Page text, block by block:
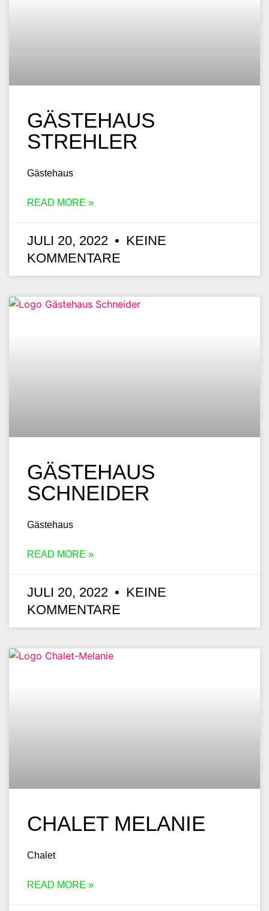
GÄSTEHAUS
STREHLER
Gästehaus
READ MORE »
JULI 20, 2022
KEINE
KOMMENTARE
GÄSTEHAUS
SCHNEIDER
Gästehaus
READ MORE »
JULI 20, 2022
KEINE
KOMMENTARE
CHALET MELANIE
Chalet
READ MORE »